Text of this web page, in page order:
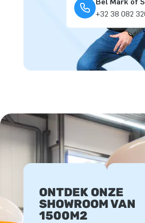
+32 38 082
ONTDEK ONZE
SHOWROOM VAN
1500M2